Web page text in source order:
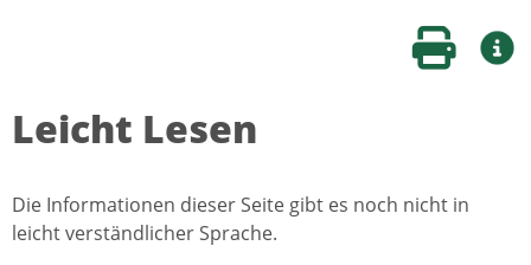
Seite
Leicht Lesen
Die Informationen dieser Seite gibt es noch nicht in
leicht verständlicher Sprache.